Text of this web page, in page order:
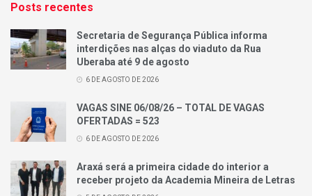
Posts recentes
Secretaria de Segurança Pública informa
interdições nas alças do viaduto da Rua
Uberaba até 9 de agosto
6 DE AGOSTO DE 2026
VAGAS SINE 06/08/26 – TOTAL DE VAGAS
OFERTADAS = 523
6 DE AGOSTO DE 2026
Araxá será a primeira cidade do interior a
receber projeto da Academia Mineira de Letras